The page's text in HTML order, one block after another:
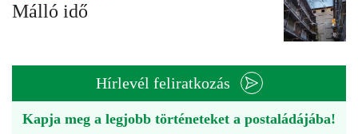
Málló idő
Hírlevél feliratkozás
Kapja meg a legjobb történeteket a postaládájába!